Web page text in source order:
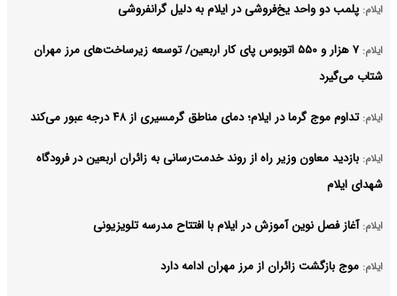
ایلام: پلمب دو واحد یخ‌فروشی در ایلام به دلیل گرانفروشی
ایلام:
۷ هزار و ۵۵۰ اتوبوس پای کار اربعین/ توسعه زیرساخت‌های مرز مهران
شتاب می‌گیرد
ایلام: تداوم موج گرما در ایلام؛ دمای مناطق گرمسیری از ۴۸ درجه عبور می‌کند
ایلام: بازدید معاون وزیر راه از روند خدمت‌رسانی به زائران اربعین در فرودگاه
شهدای ایلام
ایلام: آغاز فصل نوین آموزش در ایلام با افتتاح مدرسه تلویزیونی
ایلام: موج بازگشت زائران از مرز مهران ادامه دارد